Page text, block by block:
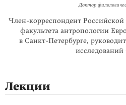
Доктор
Член-корреспондент
факультета антропологии
в Санкт-Петербурге,
исследований
Лекции